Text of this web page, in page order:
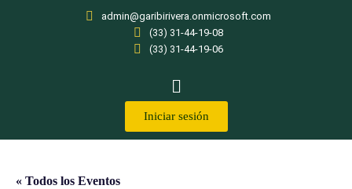
admin@garibirivera.onmicrosoft.com
(33) 31-44-19-08
(33) 31-44-19-06
Iniciar sesión
« Todos los Eventos